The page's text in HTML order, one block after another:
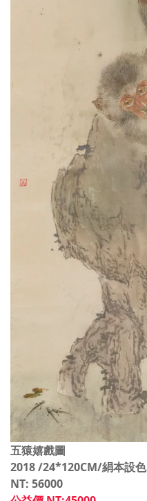
五猿嬉戲圖
2018 /24*120CM/絹本設色
NT: 56000